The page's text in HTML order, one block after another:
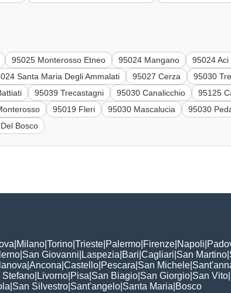
95025 Monterosso Etneo 95024 Mangano 95024 Aci
Santa Maria Degli Ammalati 95027 Cerza
95030
95039 Trecastagni 95030 Canalicchio 95125
95019 Fleri 95030 Mascalucia 95030
Bosco
Milano Torino Trieste Palermo Firenze Napoli
San Giovanni Laspezia Bari Cagliari San Martino
Ancona Castello Pescara San Michele
Stefano Livorno Pisa San Biagio San Giorgio San Vito
San Silvestro Sant'angelo Santa Maria Bosco